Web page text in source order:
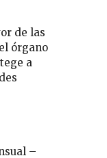
de las
órgano
a
–